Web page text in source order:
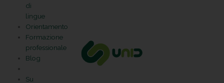
di
lingue
Orientamento
Formazione
professionale
Blog
Su